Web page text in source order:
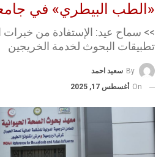
«الطب البيطري» في
>> سماح عيد: الإستفادة من
تطبيقات البحوث لخدمة الخريجين
By سعيد احمد
On أغسطس 17, 2025